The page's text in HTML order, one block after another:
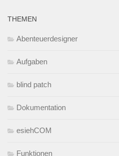
THEMEN
Abenteuerdesigner
Aufgaben
blind patch
Dokumentation
esiehCOM
Funktionen